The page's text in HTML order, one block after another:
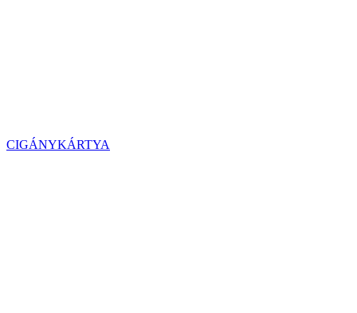
CIGÁNYKÁRTYA